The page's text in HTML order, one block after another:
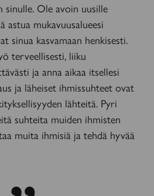
sinulle. Ole avoin uusille
astua mukavuusalueesi
sinua kasvamaan henkisesti.
terveellisesti, liiku
ja anna aikaa itsellesi
ja läheiset ihmissuhteet ovat
lähteitä. Pyri
suhteita muiden ihmisten
muita ihmisiä ja tehdä hyvää